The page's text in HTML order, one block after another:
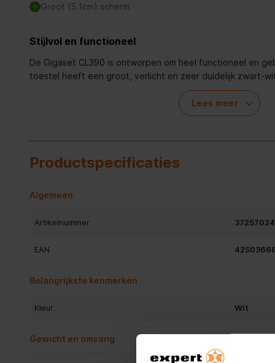
Groot (5.1cm) scherm
Stijlvol en functioneel
De Gigaset CL390 is ontworpen om heel functioneel en
toestel heeft een groot, verlicht en zeer duidelijk zwart-
grootte (5.1cm diagonaal) voor zorgt dat u nooit moeite
de duidelijke menustructuur en de Jumbo-modus,
scherm vergroot worden, kunt u altijd de voor u gewenste
Lees meer
Productspecificaties
Algemeen
Artikelnummer
EAN
Belangrijkste kenmerken
Kleur Wit
Gewicht en omvang